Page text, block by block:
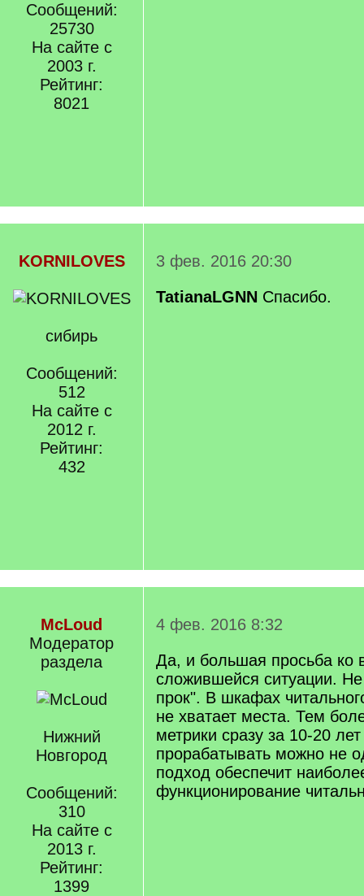
Сообщений:
25730
На сайте с
2003 г.
Рейтинг:
8021
KORNILOVES
сибирь
Сообщений:
512
На сайте с
2012 г.
Рейтинг:
432
3 фев. 2016 20:30
TatianaLGNN Спасибо.
McLoud
Модератор
раздела
Нижний
Новгород
Сообщений:
310
На сайте с
2013 г.
Рейтинг:
1399
4 фев. 2016 8:32
Да, и большая просьба ко
сложившейся ситуации.
прок". В шкафах
не хватает места. Тем
метрики сразу за 10-20
прорабатывать можно не
подход обеспечит
функционирование